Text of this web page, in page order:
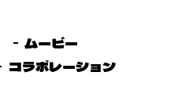
ムービー
コラボレーション